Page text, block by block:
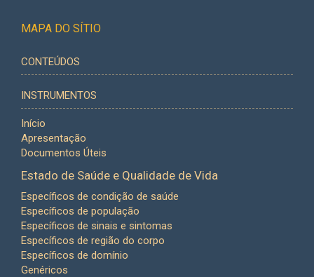
MAPA DO SÍTIO
CONTEÚDOS
INSTRUMENTOS
Início
Apresentação
Documentos Úteis
Estado de Saúde e Qualidade de Vida
Específicos de condição de saúde
Específicos de população
Específicos de sinais e sintomas
Específicos de região do corpo
Específicos de domínio
Genéricos